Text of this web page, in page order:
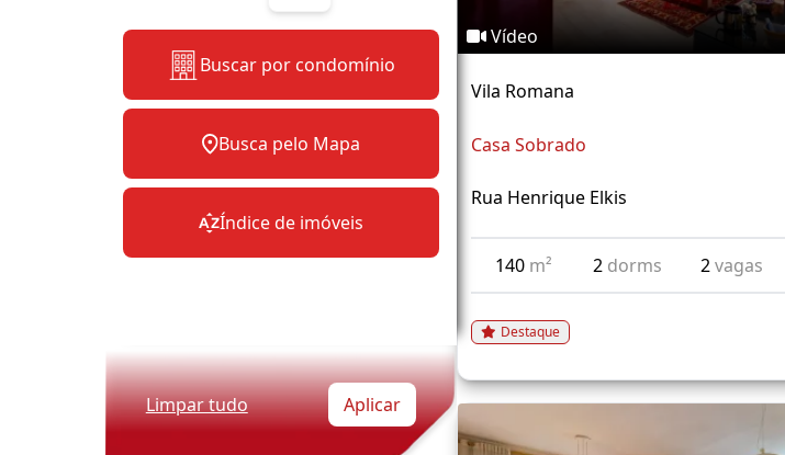
Buscar por condomínio
Busca pelo Mapa
Índice de imóveis
Limpar tudo Aplicar
Vídeo
Vila Romana
Casa Sobrado
Rua Henrique Elkis
140 m² 2 dorms 2vagas
Destaque